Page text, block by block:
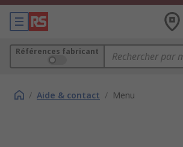
Références fabricant
/ Aide & contact / Menu